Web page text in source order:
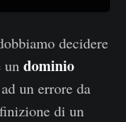
decidere
un dominio
un errore da
di un